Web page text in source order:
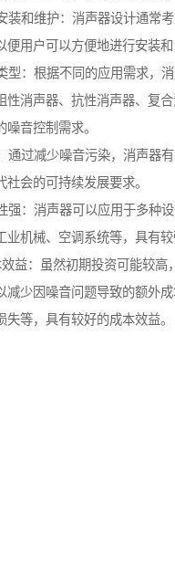
装和维护：消声器设计通常
便用户可以方便地进行安装和
型：根据不同的应用需求，
性消声器、抗性消声器、复
噪音控制需求。
通过减少噪音污染，消声器有
社会的可持续发展要求。
强：消声器可以应用于多种
业机械、空调系统等，具有较
效益：虽然初期投资可能较高
减少因噪音问题导致的额外
失等，具有较好的成本效益。